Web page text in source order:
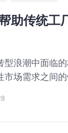
助传统工
型浪潮中面临
场需求之间的